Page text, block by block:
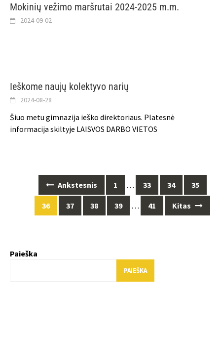
Mokinių vežimo maršrutai 2024-2025 m.m.
2024-09-02
Ieškome naujų kolektyvo narių
2024-08-28
Šiuo metu gimnazija ieško direktoriaus. Platesnė
informacija skiltyje LAISVOS DARBO VIETOS
navigation
Ankstesnis 1 … 33 34 35
36 37 38 39 … 41 Kitas
Paieška
PAIEŠKA